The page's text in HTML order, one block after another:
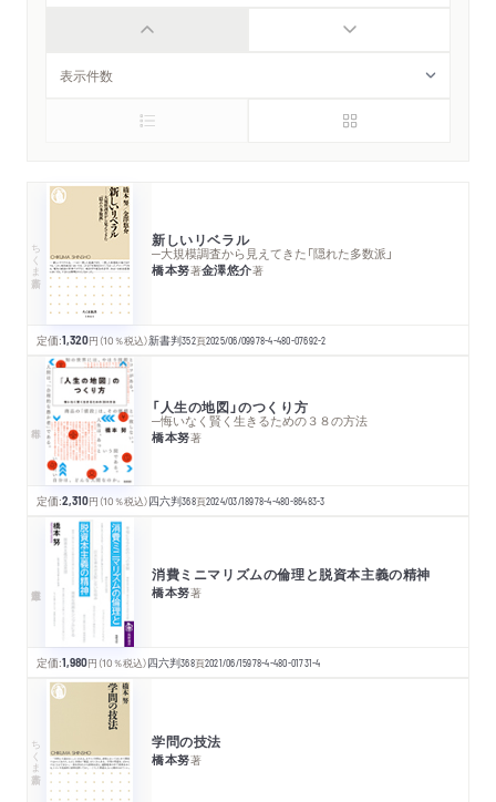
ちくま新書 新しいリベラル
─大規模調査から見えてきた「隠れた多数派」
橋本努著金澤悠介著
定価:1,320円 （10％税込）新書判352頁2025/06/09978-4-480-07692-2
「人生の地図」のつくり方
─悔いなく賢く生きるための３８の方法
橋本努著
定価:2,310円 （10％税込）四六判368頁2024/03/18978-4-480-86483-3
消費ミニマリズムの倫理と脱資本主義の精神
橋本努著
定価:1,980円 （10％税込）四六判368頁2021/06/15978-4-480-01731-4
ちくま新書 学問の技法
橋本努著